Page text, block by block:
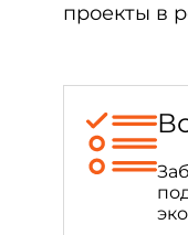
проекты в